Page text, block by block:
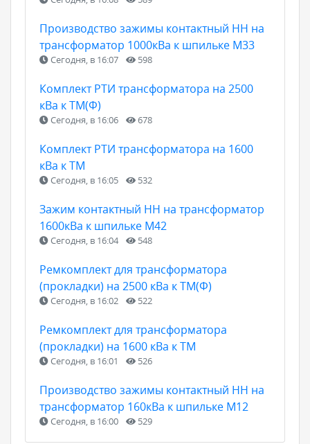
Производство зажимы контактный НН на
трансформатор 1000кВа к шпильке М33
Сегодня, в 16:07 598
Комплект РТИ трансформатора на 2500
кВа к ТМ(Ф)
Сегодня, в 16:06 678
Комплект РТИ трансформатора на 1600
кВа к ТМ
Сегодня, в 16:05 532
Зажим контактный НН на трансформатор
1600кВа к шпильке М42
Сегодня, в 16:04 548
Ремкомплект для трансформатора
(прокладки) на 2500 кВа к ТМ(Ф)
Сегодня, в 16:02 522
Ремкомплект для трансформатора
(прокладки) на 1600 кВа к ТМ
Сегодня, в 16:01 526
Производство зажимы контактный НН на
трансформатор 160кВа к шпильке М12
Сегодня, в 16:00 529